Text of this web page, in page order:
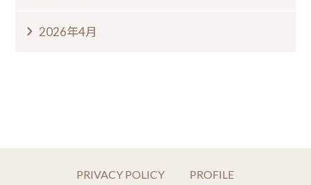
2026年4月
PRIVACY POLICY PROFILE